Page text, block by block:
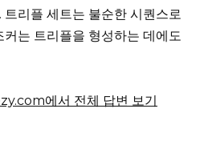
트리플 세트는 불순한 시퀀스로
커는 트리플을 형성하는 데에도
에서 전체 답변 보기